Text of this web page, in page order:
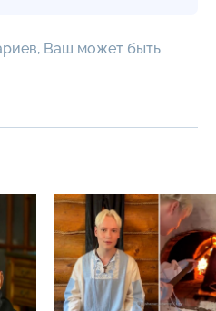
Ваш может быть